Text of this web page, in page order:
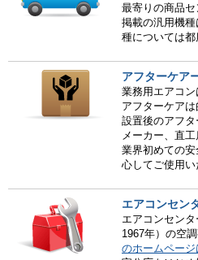
最寄りの商品セ
掲載の汎用機
種については都
アフターケア
業務用エアコ
アフターケアは
設置後のアフタ
メーカー、直
業界初めての
心してご使用
エアコンセン
エアコンセン
1967年）の空
のホームペー